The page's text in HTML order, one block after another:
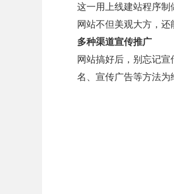
这一用上线建站程序
网站不但美观大方，
多种渠道宣传推广
网站搞好后，别忘记
名、宣传广告等方法